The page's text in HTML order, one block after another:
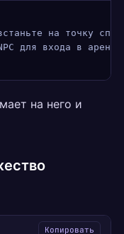
на точку
для входа в арены
на него и
Копировать